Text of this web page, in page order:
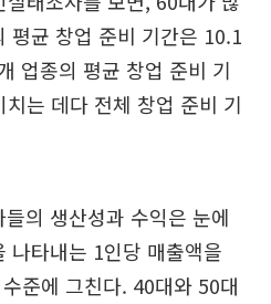
평균 창업 준비 기간은 10.1
업종의 평균 창업 준비 기
는 데다 전체 창업 준비 기
의 생산성과 수익은 눈에
나타내는 1인당 매출액을
준에 그친다. 40대와 50대